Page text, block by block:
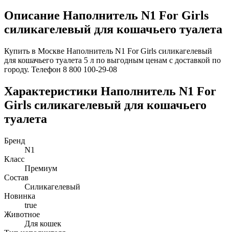
Описание Наполнитель N1 For Girls
силикагелевый для кошачьего туалета
Купить в Москве Наполнитель N1 For Girls силикагелевый
для кошачьего туалета 5 л по выгодным ценам с доставкой по
городу. Телефон 8 800 100-29-08
Характеристики Наполнитель N1 For
Girls силикагелевый для кошачьего
туалета
Бренд
N1
Класс
Премиум
Состав
Силикагелевый
Новинка
true
Животное
Для кошек